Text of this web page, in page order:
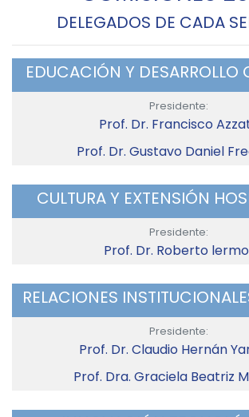
DELEGADOS DE CADA
EDUCACIÓN Y DESARROLLO
Presidente:
Prof. Dr. Francisco
Prof. Dr. Gustavo Daniel
CULTURA Y EXTENSIÓN
Presidente:
Prof. Dr. Roberto
RELACIONES
Presidente:
Prof. Dr. Claudio Hernán
Prof. Dra. Graciela Beatriz